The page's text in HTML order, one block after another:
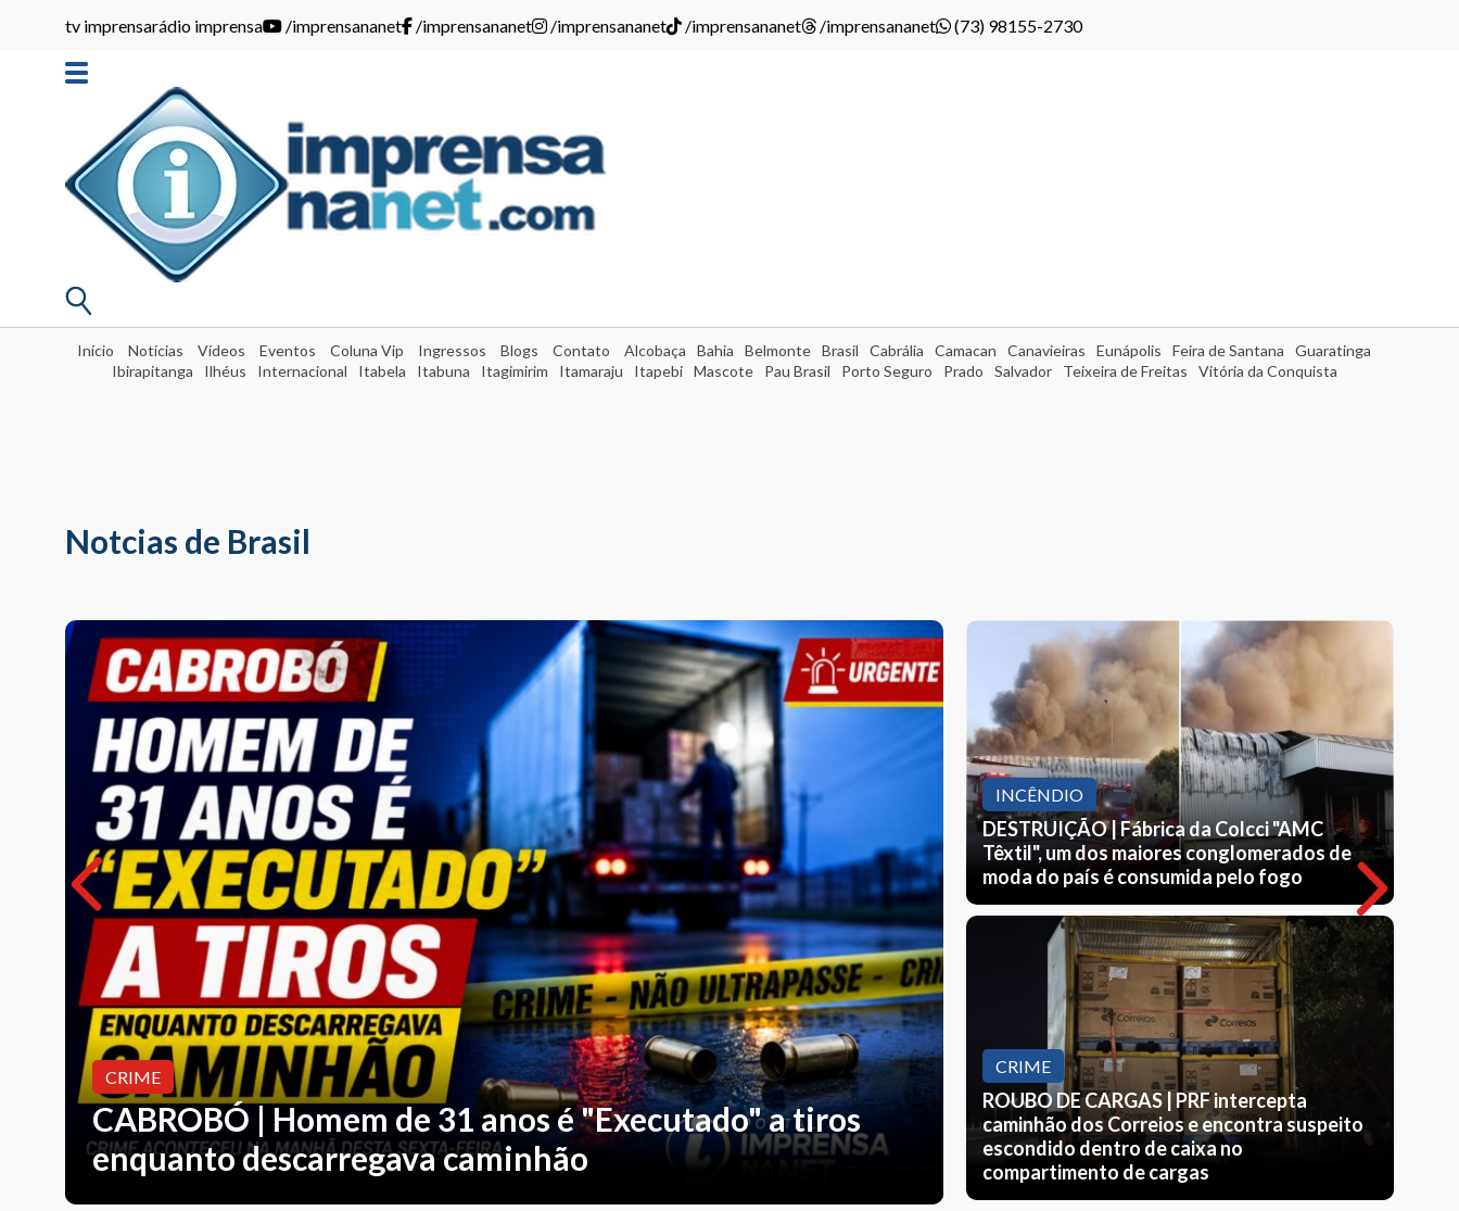
tv imprensarádio imprensa /imprensananet /imprensananet /imprensananet /imprensananet /imprensananet (73) 98155-2730
Início Notícias Vídeos Eventos Coluna Vip Ingressos Blogs Contato Alcobaça Bahia Belmonte Brasil Cabrália Camacan Canavieiras Eunápolis Feira de Santana
Guaratinga
Ibirapitanga
Ilhéus Internacional Itabela Itabuna Itagimirim Itamaraju Itapebi Mascote Pau Brasil Porto Seguro Prado Salvador Teixeira de Freitas Vitória da Conquista
Notcias de Brasil
CRIME
CABROBÓ | Homem de 31 anos é "Executado" a tiros
enquanto descarregava caminhão
INCÊNDIO
DESTRUIÇÃO | Fábrica da Colcci "AMC
Têxtil", um dos maiores conglomerados de
moda do país é consumida pelo fogo
CRIME
ROUBO DE CARGAS | PRF intercepta
caminhão dos Correios e encontra suspeito
escondido dentro de caixa no
compartimento de cargas